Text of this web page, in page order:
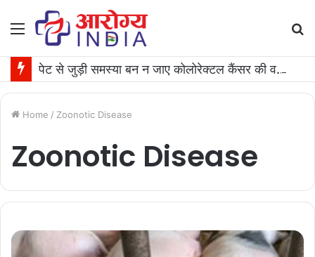
Menu
पेट से जुड़ी समस्या बन न जाए कोलोरेक्टल कैंसर की वजह, जान लीजिए टेस्ट कराने का समय
Home / Zoonotic Disease
Zoonotic Disease